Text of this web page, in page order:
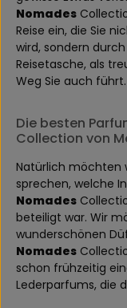
Nomades
Reise ein, die Sie
wird, sondern
Reisetasche, als
Weg Sie auch führt.
Die besten
Collection von
Natürlich möchten
sprechen, welche
Nomades
beteiligt war. Wir
wunderschönen
Nomades
schon frühzeitig
Lederparfums, die